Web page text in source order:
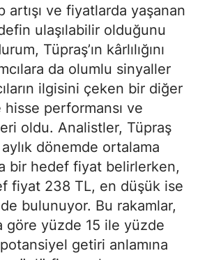
ve fiyatlarda yaşanan
ulaşılabilir olduğunu
Tüpraş’ın kârlılığını
da olumlu sinyaller
ilgisini çeken bir diğer
performansı ve
oldu. Analistler, Tüpraş
dönemde ortalama
bir hedef fiyat belirlerken,
fiyat 238 TL, en düşük ise
bulunuyor. Bu rakamlar,
göre yüzde 15 ile yüzde
getiri anlamına